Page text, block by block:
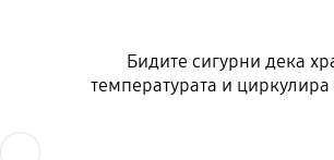
Бидите сигурни дека
температурата и